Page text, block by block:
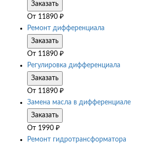
Заказать
От 11890 ₽
Ремонт дифференциала
Заказать
От 11890 ₽
Регулировка дифференциала
Заказать
От 11890 ₽
Замена масла в дифференциале
Заказать
От 1990 ₽
Ремонт гидротрансформатора